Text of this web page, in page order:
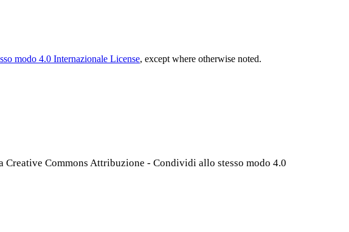
modo 4.0 Internazionale License, except where otherwise noted.
Commons Attribuzione - Condividi allo stesso modo 4.0